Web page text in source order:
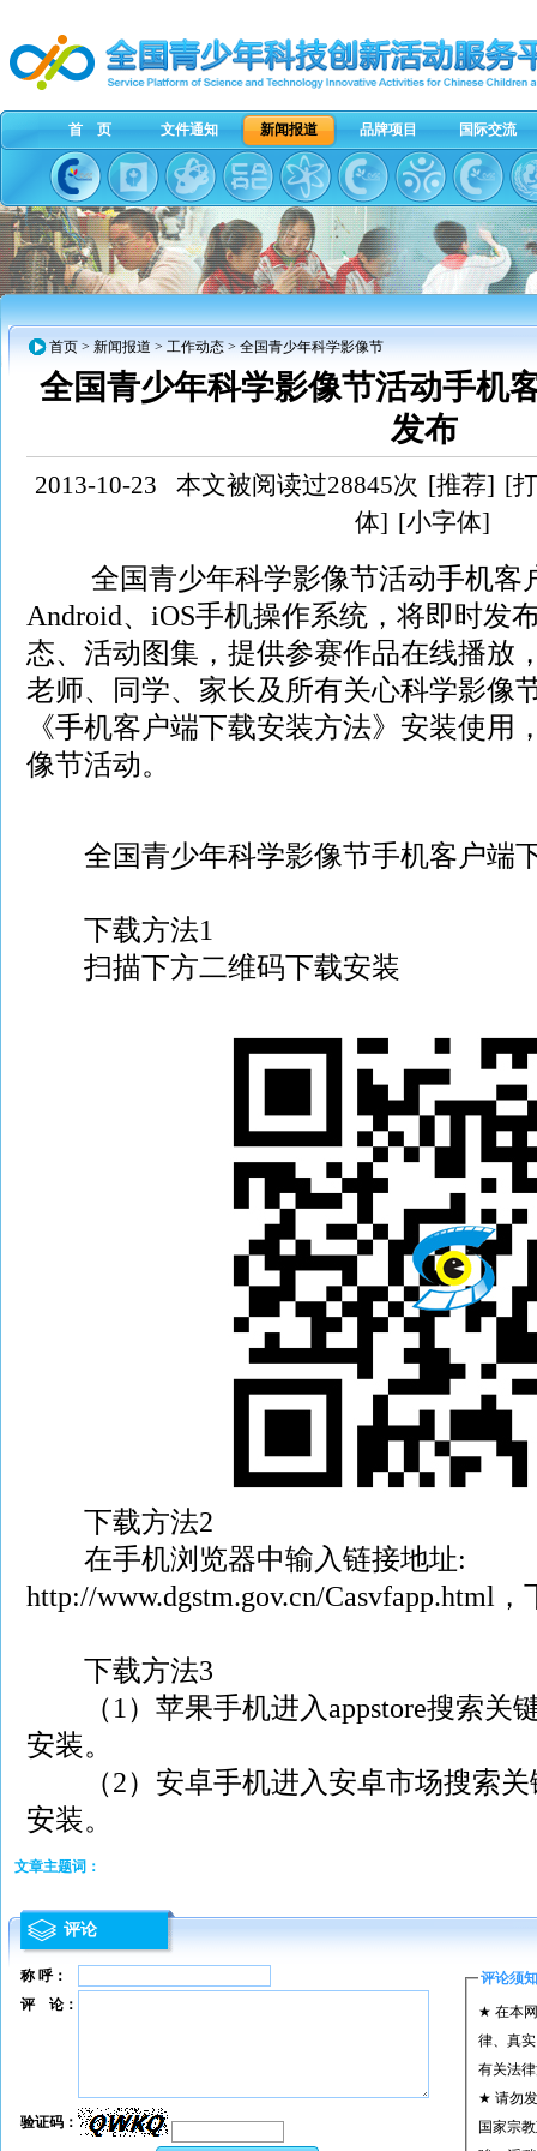
首 页 文件通知 新闻报道 品牌项目 国际交流
首页 > 新闻报道 > 工作动态 > 全国青少年科学影像节
全国青少年科学影像节活动手机
发布
2013-10-23 本文被阅读过28845次 [推荐] [
体] [小字体]
全国青少年科学影像节活动手机客
Android、iOS手机操作系统，将即时发
态、活动图集，提供参赛作品在线播放
老师、同学、家长及所有关心科学影像
《手机客户端下载安装方法》安装使用
像节活动。
全国青少年科学影像节手机客户端
下载方法1
扫描下方二维码下载安装
下载方法2
在手机浏览器中输入链接地址:
http://www.dgstm.gov.cn/Casvfapp.html，
下载方法3
（1）苹果手机进入appstore搜索关
安装。
（2）安卓手机进入安卓市场搜索关
安装。
文章主题词：
评论
称 呼： 评论须知
★ 在本
律、真
有关法
★ 请勿
国家宗
评 论：
验证码：